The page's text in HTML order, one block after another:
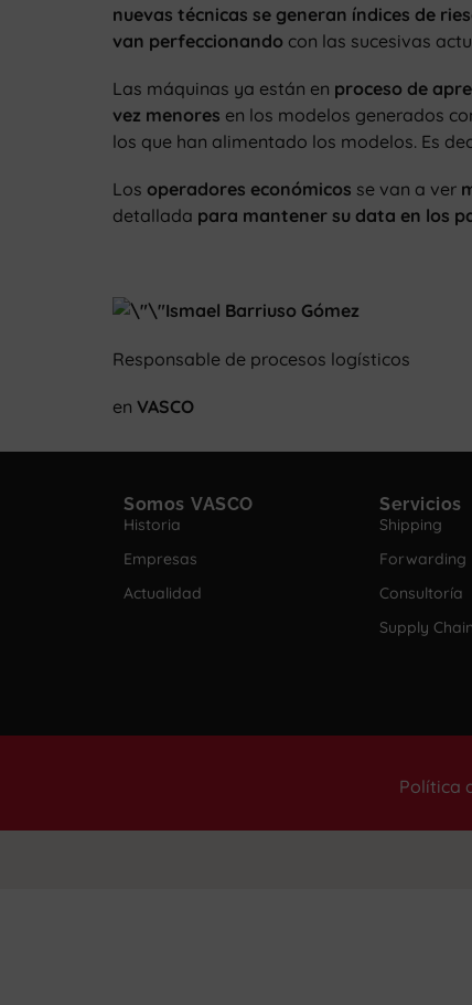
nuevas técnicas se generan índices de
van perfeccionando con las sucesivas
Las máquinas ya están en proceso de
vez menores en los modelos generados
los que han alimentado los modelos. Es
Los operadores económicos se van a ver
detallada para mantener su data en los
Ismael Barriuso Gómez
Responsable de procesos logísticos
en VASCO
Somos VASCO
Historia
Empresas
Actualidad
Servicios
Shipping
Forwarding
Consultoría
Supply Chain
Política